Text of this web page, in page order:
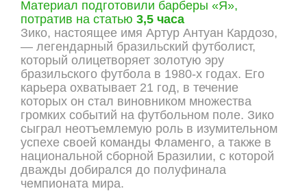
Материал подготовили барберы «Я»,
потратив на статью 3,5 часа
Зико, настоящее имя Артур Антуан Кардозо,
— легендарный бразильский футболист,
который олицетворяет золотую эру
бразильского футбола в 1980-х годах. Его
карьера охватывает 21 год, в течение
которых он стал виновником множества
громких событий на футбольном поле. Зико
сыграл неотъемлемую роль в изумительном
успехе своей команды Фламенго, а также в
национальной сборной Бразилии, с которой
дважды добирался до полуфинала
чемпионата мира.